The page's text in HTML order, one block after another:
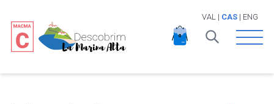
VAL | CAS| ENG
Open